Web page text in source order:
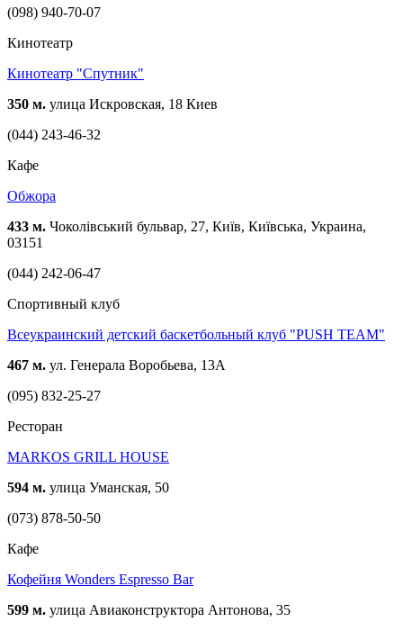
(098) 940-70-07
Кинотеатр
Кинотеатр "Спутник"
350 м. улица Искровская, 18 Киев
(044) 243-46-32
Кафе
Обжора
433 м. Чоколівський бульвар, 27, Київ, Київська, Украина,
03151
(044) 242-06-47
Спортивный клуб
Всеукраинский детский баскетбольный клуб "PUSH TEAM"
467 м. ул. Генерала Воробьева, 13А
(095) 832-25-27
Ресторан
MARKOS GRILL HOUSE
594 м. улица Уманская, 50
(073) 878-50-50
Кафе
Кофейня Wonders Espresso Bar
599 м. улица Авиаконструктора Антонова, 35